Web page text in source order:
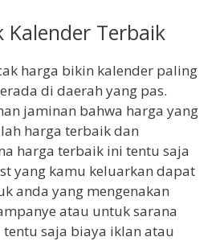
Kalender Terbaik
harga bikin kalender paling
di daerah yang pas.
jaminan bahwa harga yang
harga terbaik dan
harga terbaik ini tentu saja
yang kamu keluarkan dapat
anda yang mengenakan
atau untuk sarana
saja biaya iklan atau